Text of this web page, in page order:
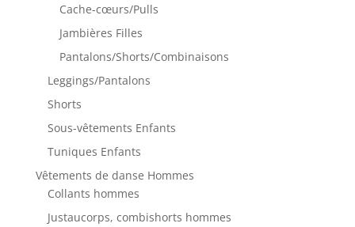
Cache-cœurs/Pulls
Jambières Filles
Pantalons/Shorts/Combinaisons
Leggings/Pantalons
Shorts
Sous-vêtements Enfants
Tuniques Enfants
Vêtements de danse Hommes
Collants hommes
Justaucorps, combishorts hommes